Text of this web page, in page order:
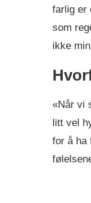
farlig er
som
ikke
«Når vi
litt vel
for å ha